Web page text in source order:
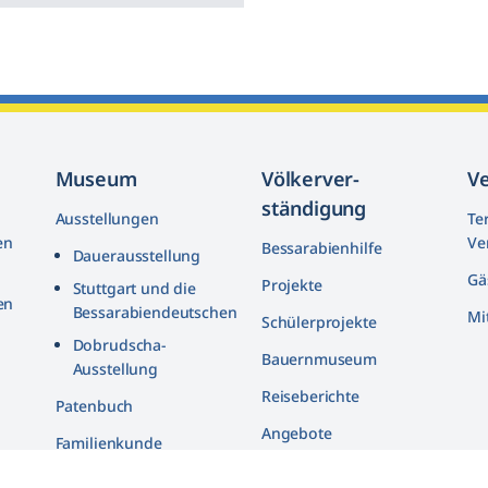
Museum
Ausstellungen
Dauerausstellung
Stuttgart und die
Bessarabiendeutschen
Dobrudscha­-
Ausstellung
Patenbuch
Familienkunde
Völkerver­
ständigung
Bessarabienhilfe
Projekte
Schülerprojekte
Bauernmuseum
Reiseberichte
Angebote